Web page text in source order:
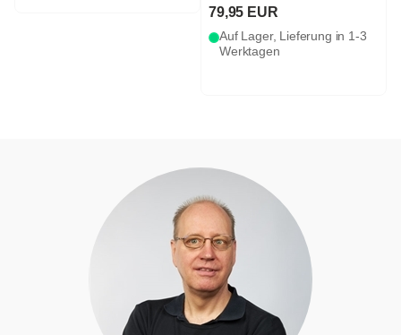
79,95 EUR
Auf Lager, Lieferung in 1-3
Werktagen